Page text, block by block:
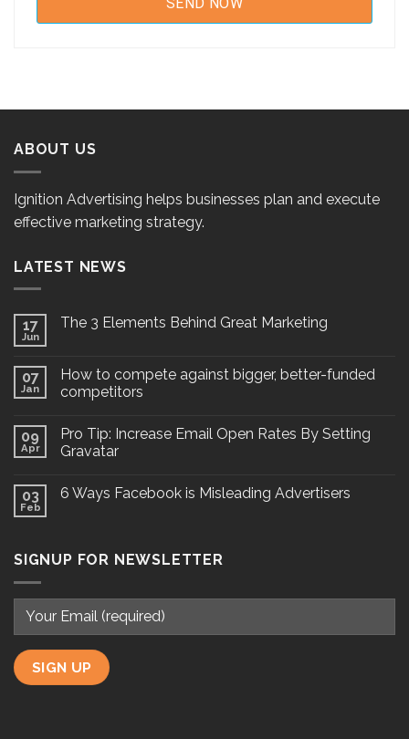
ABOUT US
Ignition Advertising helps businesses plan and execute
effective marketing strategy.
LATEST NEWS
17
Jun
The 3 Elements Behind Great Marketing
07
Jan
How to compete against bigger, better-funded
competitors
09
Apr
Pro Tip: Increase Email Open Rates By Setting
Gravatar
03
Feb
6 Ways Facebook is Misleading Advertisers
SIGNUP FOR NEWSLETTER